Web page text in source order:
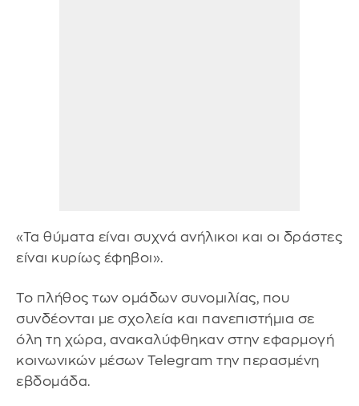
«Τα θύματα είναι συχνά ανήλικοι και οι δράστες
είναι κυρίως έφηβοι».
Το πλήθος των ομάδων συνομιλίας, που
συνδέονται με σχολεία και πανεπιστήμια σε
όλη τη χώρα, ανακαλύφθηκαν στην εφαρμογή
κοινωνικών μέσων Telegram την περασμένη
εβδομάδα.